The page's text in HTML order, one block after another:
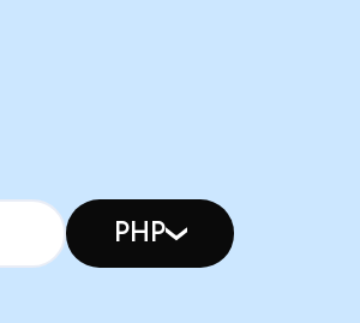
PHP